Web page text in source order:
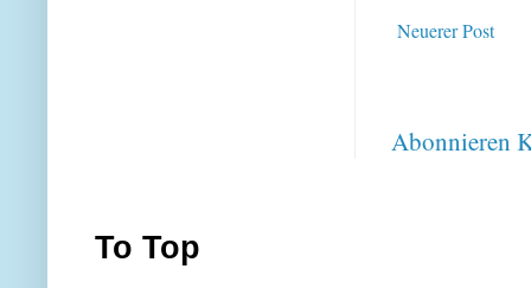
Neuerer Post
Abonnieren
To Top